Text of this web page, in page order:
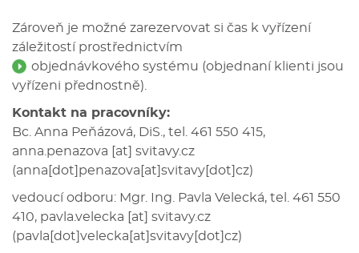
Zároveň je možné zarezervovat si čas k vyřízení
záležitostí prostřednictvím
objednávkového systému (objednaní klienti jsou
vyřízeni přednostně).
Kontakt na pracovníky:
Bc. Anna Peňázová, DiS., tel. 461 550 415,
anna.penazova [at] svitavy.cz
(anna[dot]penazova[at]svitavy[dot]cz)
vedoucí odboru: Mgr. Ing. Pavla Velecká, tel. 461 550
410, pavla.velecka [at] svitavy.cz
(pavla[dot]velecka[at]svitavy[dot]cz)